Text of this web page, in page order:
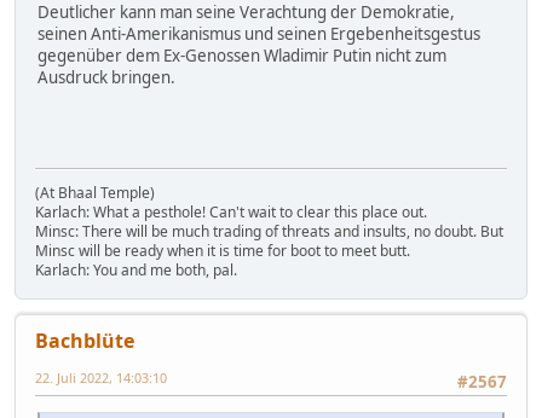
Deutlicher kann man seine Verachtung der Demokratie,
seinen Anti-Amerikanismus und seinen Ergebenheitsgestus
gegenüber dem Ex-Genossen Wladimir Putin nicht zum
Ausdruck bringen.
(At Bhaal Temple)
Karlach: What a pesthole! Can't wait to clear this place out.
Minsc: There will be much trading of threats and insults, no doubt. But
Minsc will be ready when it is time for boot to meet butt.
Karlach: You and me both, pal.
Bachblüte
#2567
22. Juli 2022, 14:03:10